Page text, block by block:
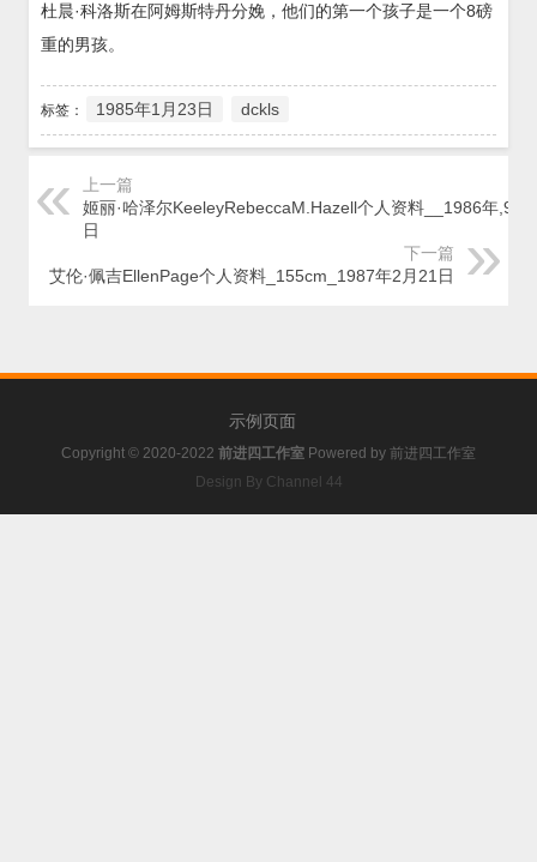
杜晨·科洛斯在阿姆斯特丹分娩，他们的第一个孩子是一个8磅
重的男孩。
标签： 1985年1月23日 dckls
上一篇
姬丽·哈泽尔KeeleyRebeccaM.Hazell个人资料__1986年,9月
日
下一篇
艾伦·佩吉EllenPage个人资料_155cm_1987年2月21日
示例页面
Copyright © 2020-2022 前进四工作室 Powered by 前进四工作室
Design By Channel 44